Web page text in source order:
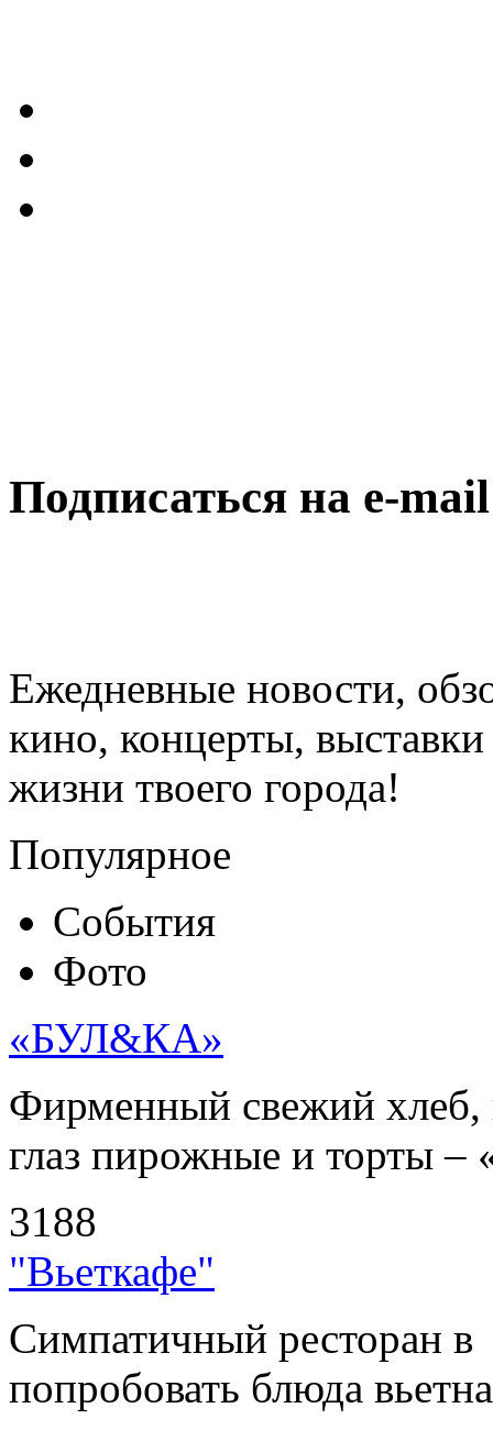
Подписаться на e-
Ежедневные новости,
кино, концерты,
жизни твоего города!
Популярное
События
Фото
«БУЛ&КА»
Фирменный свежий хлеб,
глаз пирожные и торты
3188
"Вьеткафе"
Симпатичный ресторан
попробовать блюда